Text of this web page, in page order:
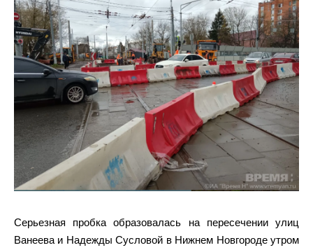
Серьезная пробка образовалась на пересечении улиц
Ванеева и Надежды Сусловой в Нижнем Новгороде утром